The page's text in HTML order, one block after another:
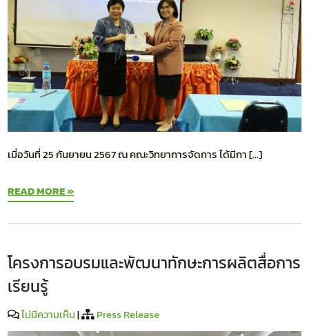
เมื่อวันที่ 25 กันยายน 2567 ณ คณะวิทยาการจัดการ ได้มีกา […]
READ MORE »
โครงการอบรมและพัฒนาทักษะการผลิตสื่อการ
เรียนรู้
ไม่มีความเห็น| Press Release